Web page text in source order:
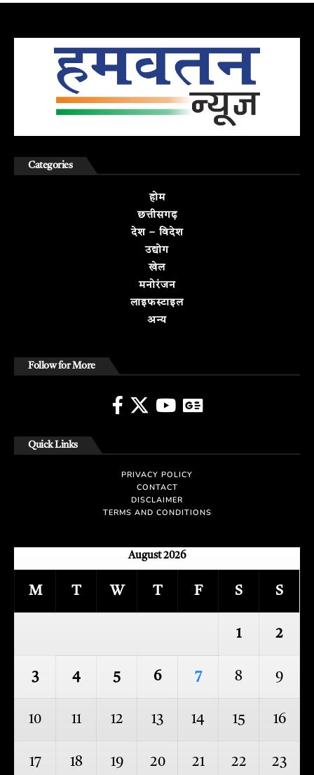
Categories
होम
छत्तीसगढ़
देश – विदेश
उद्योग
खेल
मनोरंजन
लाइफस्टाइल
अन्य
Follow for More
Quick Links
PRIVACY POLICY
CONTACT
DISCLAIMER
TERMS AND CONDITIONS
August 2026
M T W T F S S
1 2
3 4 5 6 7 8 9
10 11 12 13 14 15 16
17 18 19 20 21 22 23